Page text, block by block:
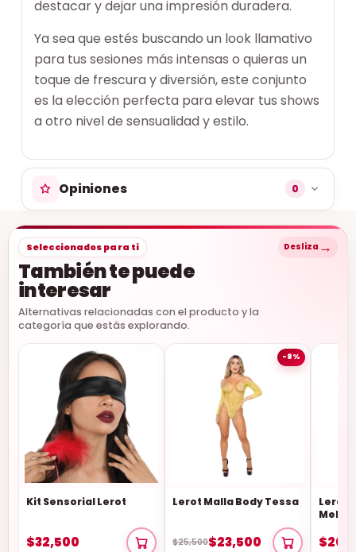
destacar y dejar una impresión duradera.
Ya sea que estés buscando un look llamativo
para tus sesiones más intensas o quieras un
toque de frescura y diversión, este conjunto
es la elección perfecta para elevar tus shows
a otro nivel de sensualidad y estilo.
Opiniones 0
Seleccionados para ti
También te puede
interesar
Alternativas relacionadas con el producto y la
categoría que estás explorando.
Desliza →
Kit Sensorial Lerot
$32,500
-8%
Lerot Malla Body Tessa
$25,500$23,500
Lerot
Melan